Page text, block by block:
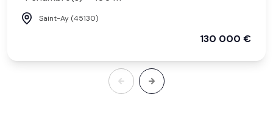
Saint-Ay (45130)
130 000 €